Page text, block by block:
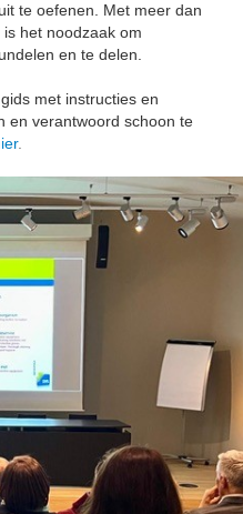
te oefenen. Met meer dan
het noodzaak om
en te delen.
met instructies en
en verantwoord schoon te
.